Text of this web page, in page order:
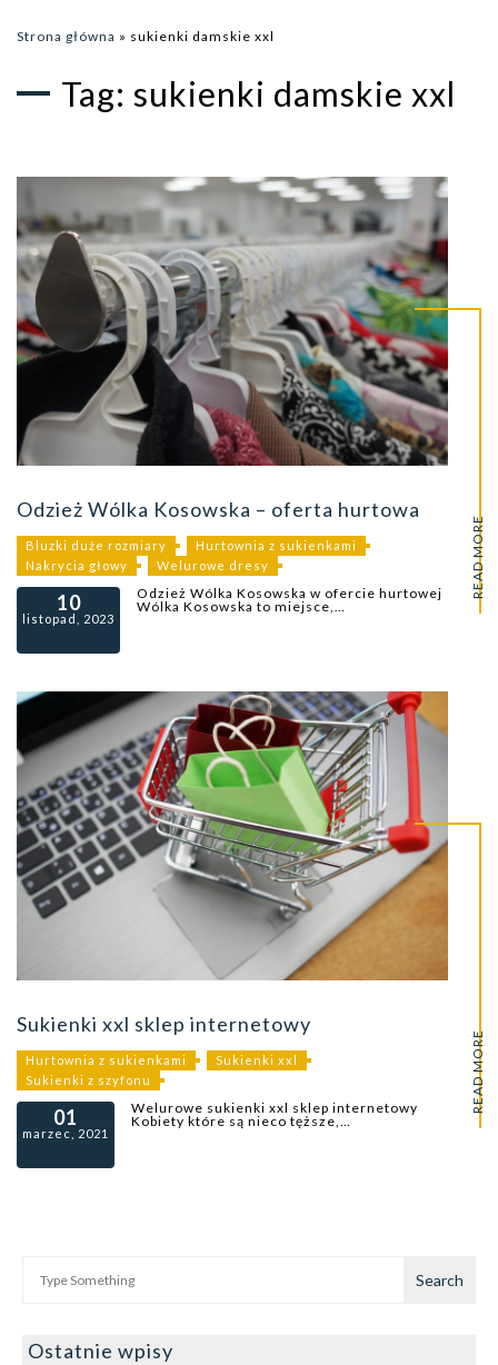
Strona główna » sukienki damskie xxl
Tag: sukienki damskie xxl
Odzież Wólka Kosowska – oferta hurtowa
Bluzki duże rozmiary
Hurtownia z sukienkami
Nakrycia głowy
Welurowe dresy
10
listopad, 2023
Odzież Wólka Kosowska w ofercie hurtowej
Wólka Kosowska to miejsce,…
READ MORE
Sukienki xxl sklep internetowy
Hurtownia z sukienkami
Sukienki xxl
Sukienki z szyfonu
01
marzec, 2021
Welurowe sukienki xxl sklep internetowy
Kobiety które są nieco tęższe,…
READ MORE
Ostatnie wpisy